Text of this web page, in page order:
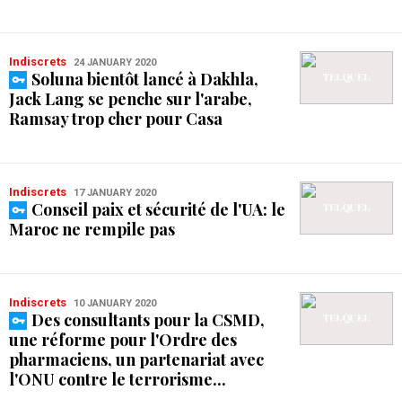
Indiscrets 24 JANUARY 2020
Soluna bientôt lancé à Dakhla,
Jack Lang se penche sur l'arabe,
Ramsay trop cher pour Casa
Indiscrets 17 JANUARY 2020
Conseil paix et sécurité de l'UA: le
Maroc ne rempile pas
Indiscrets 10 JANUARY 2020
Des consultants pour la CSMD,
une réforme pour l'Ordre des
pharmaciens, un partenariat avec
l'ONU contre le terrorisme...